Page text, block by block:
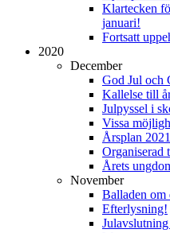
Klartecken
januari!
Fortsatt
2020
December
God Jul och
Kallelse till
Julpyssel i
Vissa
Årsplan 2021
Organiserad
Årets
November
Balladen om
Efterlysning!